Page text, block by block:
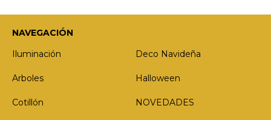
NAVEGACIÓN
Iluminación
Deco Navideña
Arboles Halloween
Cotillón NOVEDADES